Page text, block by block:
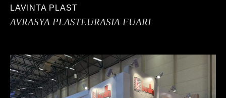
LAVINTA PLAST
AVRASYA PLASTEURASIA FUARI